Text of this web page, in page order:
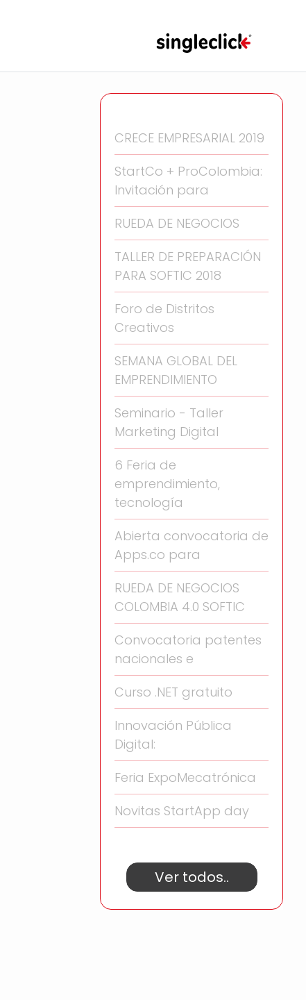
CRECE EMPRESARIAL 2019
StartCo + ProColombia:
Invitación para
RUEDA DE NEGOCIOS
TALLER DE PREPARACIÓN
PARA SOFTIC 2018
Foro de Distritos
Creativos
SEMANA GLOBAL DEL
EMPRENDIMIENTO
Seminario - Taller
Marketing Digital
6 Feria de
emprendimiento,
tecnología
Abierta convocatoria de
Apps.co para
RUEDA DE NEGOCIOS
COLOMBIA 4.0 SOFTIC
Convocatoria patentes
nacionales e
Curso .NET gratuito
Innovación Pública
Digital:
Feria ExpoMecatrónica
Novitas StartApp day
Ver todos..